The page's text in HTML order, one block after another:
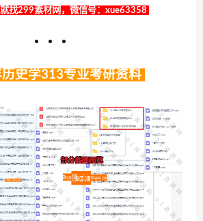
找299素材网，微信号：xue63358
史学313专业考研资料